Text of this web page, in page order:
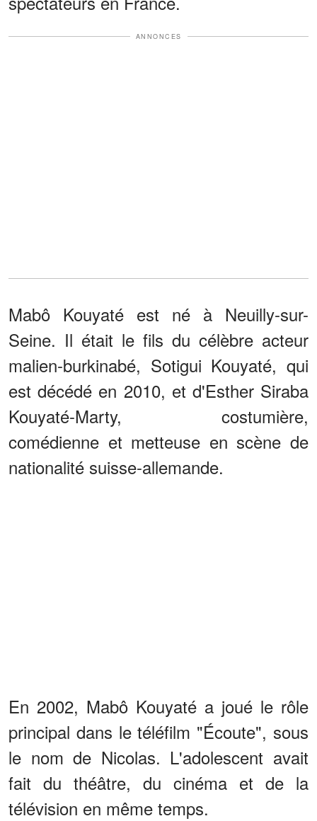
ANNONCES
Mabô Kouyaté est né à Neuilly-sur-
Seine. Il était le fils du célèbre acteur
malien-burkinabé, Sotigui Kouyaté, qui
est décédé en 2010, et d'Esther Siraba
Kouyaté-Marty, costumière,
comédienne et metteuse en scène de
nationalité suisse-allemande.
En 2002, Mabô Kouyaté a joué le rôle
principal dans le téléfilm "Écoute", sous
le nom de Nicolas. L'adolescent avait
fait du théâtre, du cinéma et de la
télévision en même temps.